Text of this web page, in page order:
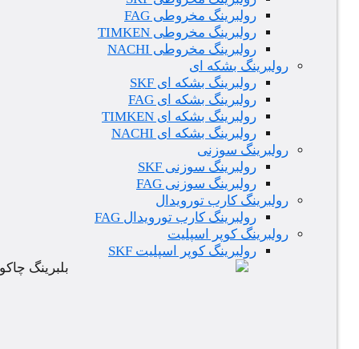
رولبرینگ مخروطی FAG
رولبرینگ مخروطی TIMKEN
رولبرینگ مخروطی NACHI
رولبرینگ بشکه ای
رولبرینگ بشکه ای SKF
رولبرینگ بشکه ای FAG
رولبرینگ بشکه ای TIMKEN
رولبرینگ بشکه ای NACHI
رولبرینگ سوزنی
رولبرینگ سوزنی SKF
رولبرینگ سوزنی FAG
رولبرینگ کارب تورویدال
رولبرینگ کارب تورویدال FAG
رولبرینگ کوپر اسپلیت
رولبرینگ کوپر اسپلیت SKF